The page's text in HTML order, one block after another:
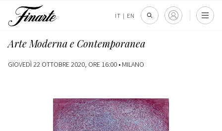
IT | EN
Arte Moderna e Contemporanea
GIOVEDÌ 22 OTTOBRE 2020, ORE 16:00 • MILANO